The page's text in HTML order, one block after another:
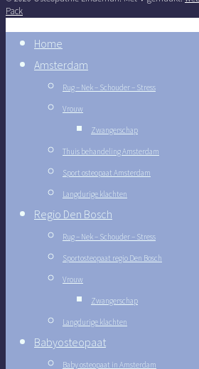
Pack
Home
Amsterdam
Rug – Nek – Schouder – Stress
Vrouw
Zwangerschap
Thuis behandeling Amsterdam
Sport osteopaat Amsterdam
Langdurige klachten
Regio Den Bosch
Rug – Nek – Schouder – Stress
Sportosteopaat regio Den Bosch
Vrouw
Zwangerschap
Langdurige klachten
Babyosteopaat
Baby osteopaat in Amsterdam